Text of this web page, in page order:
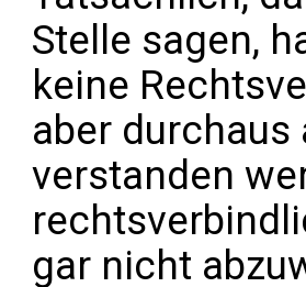
Stelle sagen,
keine
aber
verstanden
gar nicht